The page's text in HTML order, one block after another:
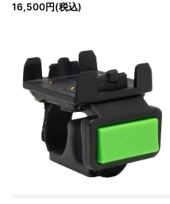
16,500円(税込)